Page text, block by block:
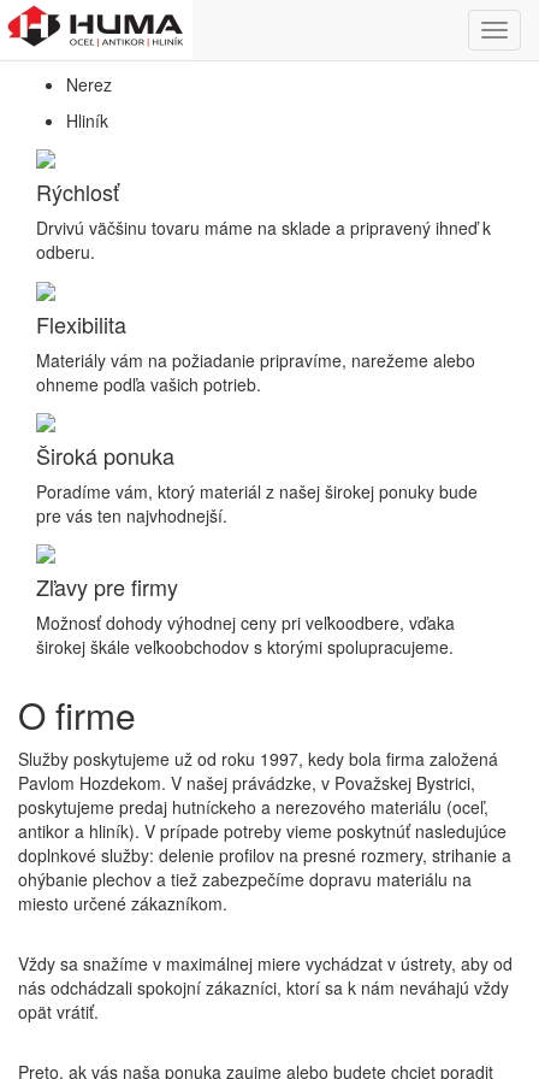
Predaj hutníckeho a nerezového materiálu
Oceľ
Nerez
Hliník
Rýchlosť
Drvivú väčšinu tovaru máme na sklade a pripravený ihneď k
odberu.
Flexibilita
Materiály vám na požiadanie pripravíme, narežeme alebo
ohneme podľa vašich potrieb.
Široká ponuka
Poradíme vám, ktorý materiál z našej širokej ponuky bude
pre vás ten najvhodnejší.
Zľavy pre firmy
Možnosť dohody výhodnej ceny pri veľkoodbere, vďaka
širokej škále veľkoobchodov s ktorými spolupracujeme.
O firme
Služby poskytujeme už od roku 1997, kedy bola firma založená
Pavlom Hozdekom. V našej právádzke, v Považskej Bystrici,
poskytujeme predaj hutníckeho a nerezového materiálu (oceľ,
antikor a hliník). V prípade potreby vieme poskytnúť nasledujúce
doplnkové služby: delenie profilov na presné rozmery, strihanie a
ohýbanie plechov a tiež zabezpečíme dopravu materiálu na
miesto určené zákazníkom.
Vždy sa snažíme v maximálnej miere vychádzat v ústrety, aby od
nás odchádzali spokojní zákazníci, ktorí sa k nám neváhajú vždy
opät vrátiť.
Preto, ak vás naša ponuka zaujme alebo budete chciet poradit